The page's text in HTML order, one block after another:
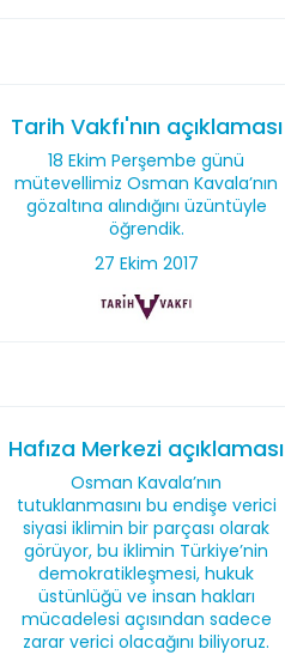
Tarih Vakfı'nın açıklaması
18 Ekim Perşembe günü
mütevellimiz Osman Kavala’nın
gözaltına alındığını üzüntüyle
öğrendik.
27 Ekim 2017
Hafıza Merkezi açıklaması
Osman Kavala’nın
tutuklanmasını bu endişe verici
siyasi iklimin bir parçası olarak
görüyor, bu iklimin Türkiye’nin
demokratikleşmesi, hukuk
üstünlüğü ve insan hakları
mücadelesi açısından sadece
zarar verici olacağını biliyoruz.